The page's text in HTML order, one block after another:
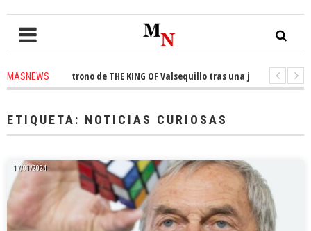
MASNEWSel trono de THE KING OF Valsequillo tras una jornada de
ETIQUETA: NOTICIAS CURIOSAS
17/01/2024